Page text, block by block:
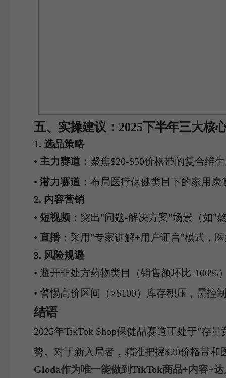
五、实操建议：2025下半年三大核
1. 选品策略
• 主力赛道 ：聚焦$20-$50价格带的复合维
• 潜力赛道 ：布局医疗保健类目下的家用
2. 内容营销
• 短视频 ：突出"问题-解决方案"场景（如"
• 直播 ：采用"专家讲解+用户证言"模式，
3. 风险规避
• 避开非处方药物类目（销售额环比-100%
• 警惕高价区间（>$100）库存积压，需控
结语
2025年TikTok Shop保健品赛道正处于"存
势。对于新入局者，精准把握$20价格带
Gloda作为唯一能做到TikTok商品+内容+